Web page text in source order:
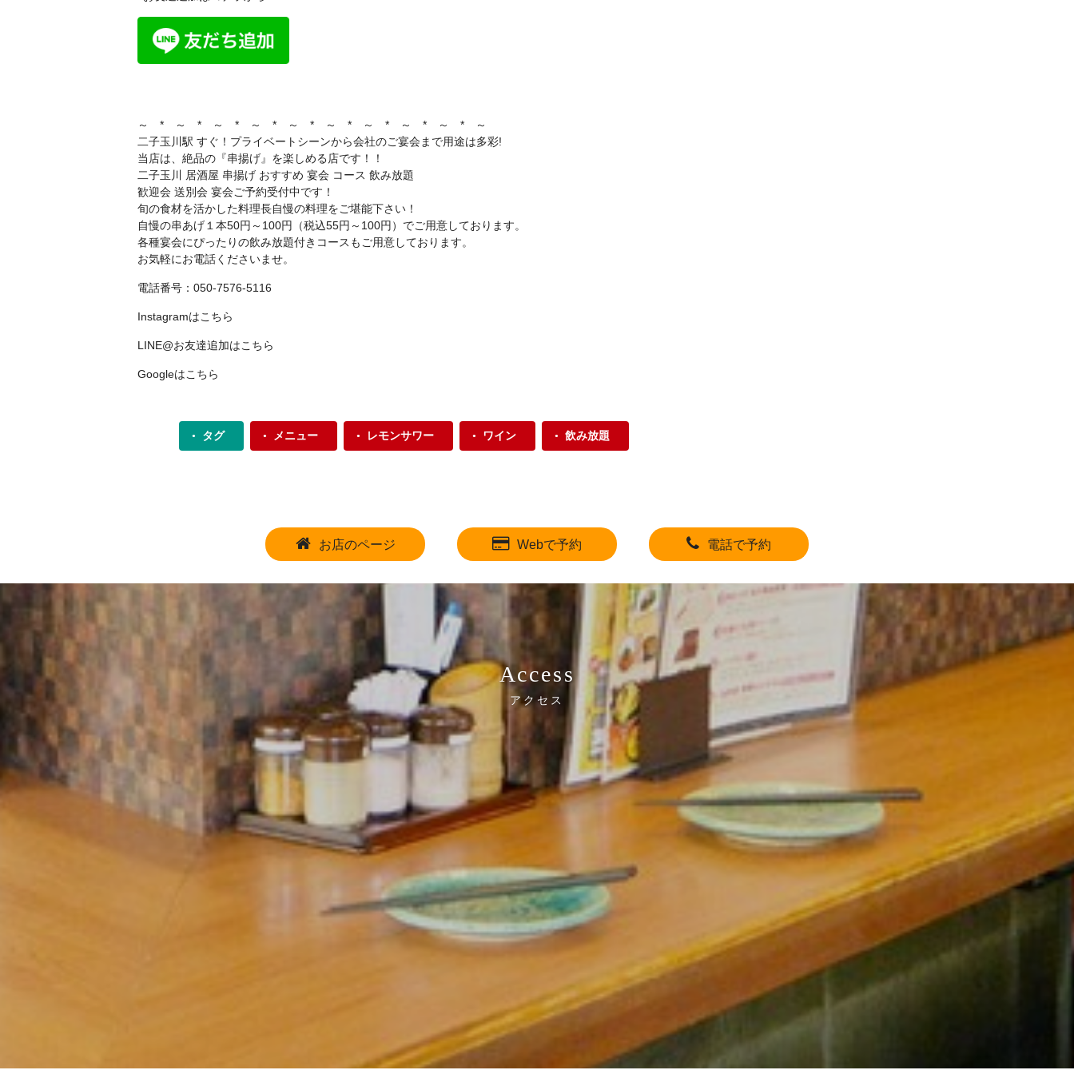
～ * ～ * ～ * ～ * ～ * ～ * ～ * ～ * ～ * ～
二子玉川駅 すぐ！プライベートシーンから会社のご宴会まで用途は多彩!
当店は、絶品の『串揚げ』を楽しめる店です！！
二子玉川 居酒屋 串揚げ おすすめ 宴会 コース 飲み放題
歓迎会 送別会 宴会ご予約受付中です！
旬の食材を活かした料理長自慢の料理をご堪能下さい！
自慢の串あげ１本50円～100円（税込55円～100円）でご用意しております。
各種宴会にぴったりの飲み放題付きコースもご用意しております。
お気軽にお電話くださいませ。
電話番号：050-7576-5116
Instagramはこちら
LINE@お友達追加はこちら
Googleはこちら
タグ メニュー レモンサワー ワイン 飲み放題
お店のページ Webで予約 電話で予約
Access
アクセス